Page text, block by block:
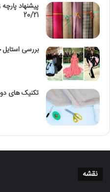
پیشنهاد
20/21
بررسی استایل
تکنیک‌ های
نقشه